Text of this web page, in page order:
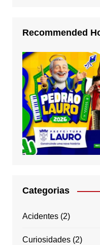
Recommended
Categorias
Acidentes(2)
Curiosidades(2)